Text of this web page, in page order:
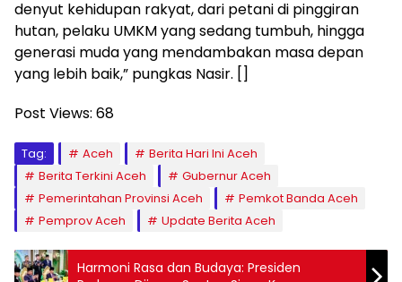
denyut kehidupan rakyat, dari petani di pinggiran
hutan, pelaku UMKM yang sedang tumbuh, hingga
generasi muda yang mendambakan masa depan
yang lebih baik,” pungkas Nasir. []
Post Views: 68
Tag: Aceh
Berita Hari Ini Aceh
Berita Terkini Aceh
Gubernur Aceh
Pemerintahan Provinsi Aceh
Pemkot Banda Aceh
Pemprov Aceh
Update Berita Aceh
Harmoni Rasa dan Budaya: Presiden